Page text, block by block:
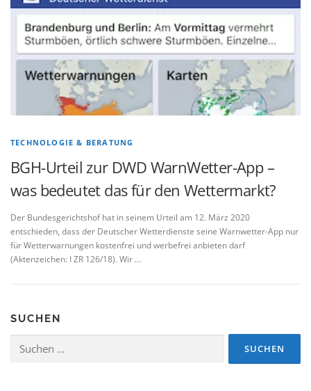
TECHNOLOGIE & BERATUNG
BGH-Urteil zur DWD WarnWetter-App –
was bedeutet das für den Wettermarkt?
Der Bundesgerichtshof hat in seinem Urteil am 12. März 2020
entschieden, dass der Deutscher Wetterdienste seine Warnwetter-App nur
für Wetterwarnungen kostenfrei und werbefrei anbieten darf
(Aktenzeichen: I ZR 126/18). Wir …
SUCHEN
nach: